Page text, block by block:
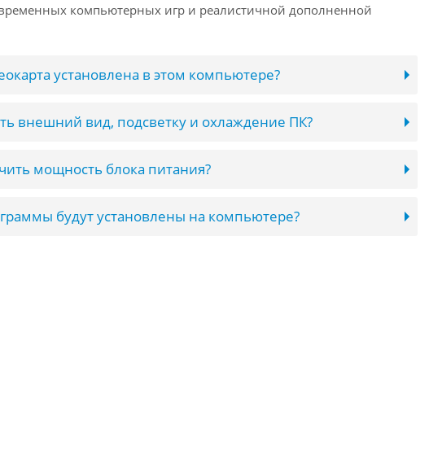
компьютерных игр и реалистичной дополненной
установлена в этом компьютере?
внешний вид, подсветку и охлаждение ПК?
мощность блока питания?
будут установлены на компьютере?